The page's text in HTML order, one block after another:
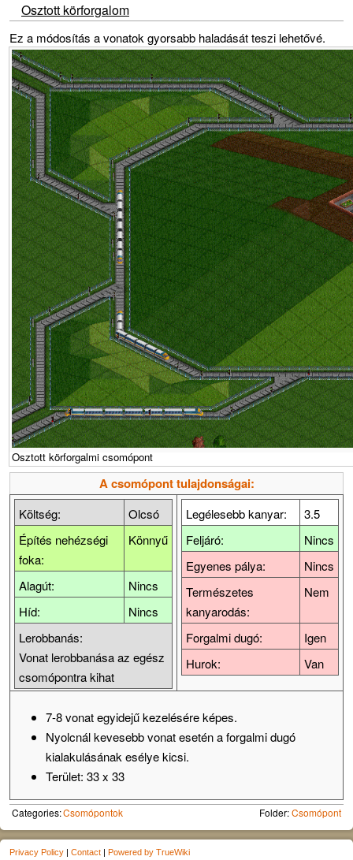
Osztott körforgalom
Ez a módosítás a vonatok gyorsabb haladását teszi lehetővé.
Osztott körforgalmi csomópont
A csomópont tulajdonságai:
Költség:
Olcsó
Építés nehézségi
foka:
Könnyű
Alagút:
Nincs
Híd:
Nincs
Lerobbanás:
Vonat lerobbanása az egész
csomópontra kihat
Legélesebb kanyar:
3.5
Feljáró:
Nincs
Egyenes pálya:
Nincs
Természetes
kanyarodás:
Nem
Forgalmi dugó:
Igen
Hurok:
Van
7-8 vonat egyidejű kezelésére képes.
Nyolcnál kevesebb vonat esetén a forgalmi dugó
kialakulásának esélye kicsi.
Terület: 33 x 33
Categories:Csomópontok Folder:Csomópont
Privacy Policy Contact Powered by TrueWiki